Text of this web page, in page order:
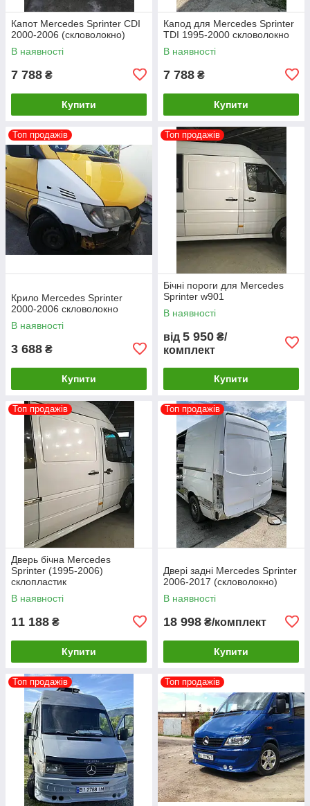
Капот Mercedes Sprinter CDI
2000-2006 (скловолокно)
В наявності
7 788 ₴
Купити
Капод для Mercedes Sprinter
TDI 1995-2000 скловолокно
В наявності
7 788 ₴
Купити
Топ продажів
Крило Mercedes Sprinter
2000-2006 скловолокно
В наявності
3 688 ₴
Купити
Топ продажів
Бічні пороги для Mercedes
Sprinter w901
В наявності
від 5 950 ₴/
комплект
Купити
Топ продажів
Дверь бічна Mercedes
Sprinter (1995-2006)
склопластик
В наявності
11 188 ₴
Купити
Топ продажів
Двері задні Mercedes Sprinter
2006-2017 (скловолокно)
В наявності
18 998 ₴/комплект
Купити
Топ продажів Топ продажів